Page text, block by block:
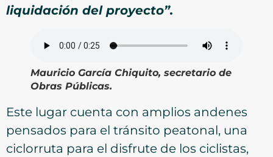
liquidación del proyecto”.
Mauricio García Chiquito, secretario de
Obras Públicas.
Este lugar cuenta con amplios andenes
pensados para el tránsito peatonal, una
ciclorruta para el disfrute de los ciclistas,